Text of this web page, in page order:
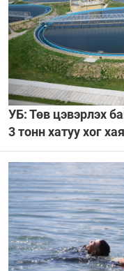
УБ: Төв цэвэрлэх
3 тонн хатуу хог